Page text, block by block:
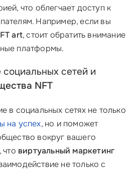
что облегчает доступ к
Например, если вы
art, стоит обратить внимание
платформы.
сетей и
NFT
в социальных сетях не только
на успех, но и поможет
вокруг вашего
что виртуальный маркетинг
не только с